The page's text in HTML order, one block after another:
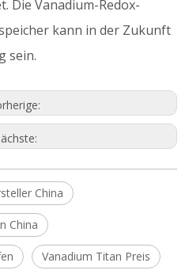
Die Vanadium-Redox-
kann in der Zukunft
sein.
China
China
Vanadium Titan Preis